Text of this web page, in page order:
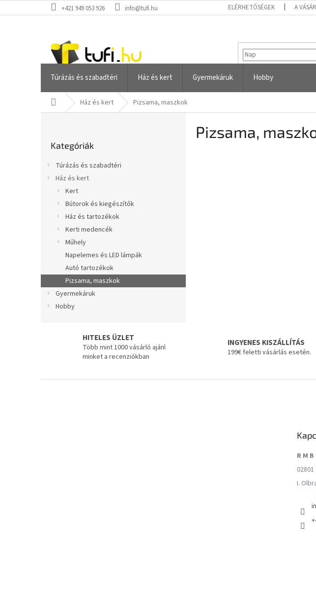
a
+421 949 053 926 info@tufi.hu ELÉRHETŐSÉGEK A
Túrázás és szabadtéri Ház és kert Gyermekáruk Hobby
KezdőlapHáz és kert Pizsama, maszkok
átugrása
Kategóriák
Túrázás és szabadtéri
Ház és kert
Kert
Bútorok és kiegészítők
Ház és tartozékok
Kerti medencék
Műhely
Napelemes és LED lámpák
Autó tartozékok
Pizsama, maszkok
Gyermekáruk
Hobby
Pizsama,
HITELES ÜZLET
Több mint 1000 vásárló ajánl
minket a recenziókban
INGYENES KISZÁLLÍTÁS
199€ feletti vásárlás esetén.
R M
I.